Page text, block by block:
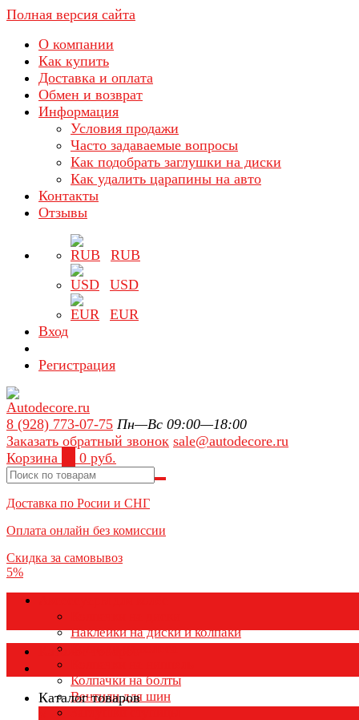
Полная версия сайта
О компании
Как купить
Доставка и оплата
Обмен и возврат
Информация
Условия продажи
Часто задаваемые вопросы
Как подобрать заглушки на диски
Как удалить царапины на авто
Контакты
Отзывы
RUB
USD
EUR
Вход
Регистрация
8 (928) 773-07-75 Пн—Вс 09:00—18:00
Заказать обратный звонок sale@autodecore.ru
Корзина
0 руб.
Доставка по Росии и СНГ
Оплата онлайн без комиссии
Скидка за самовывоз
5%
Наклейки на диски и колпаки
Колпаки на колеса
Колпачки на болты
Вентили для шин
Каталог товаров
Каталог товаров